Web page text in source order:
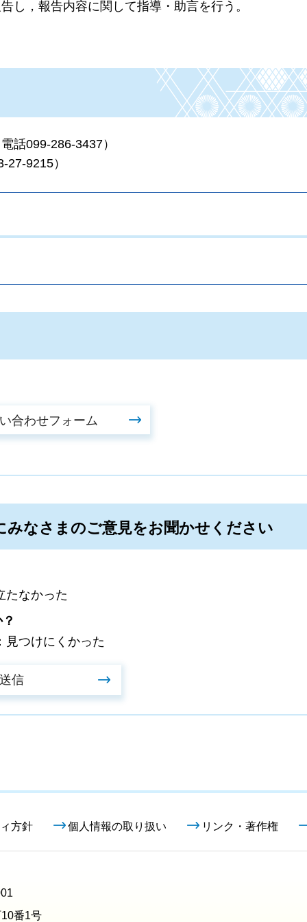
し，報告内容に関して指導・助言を行う。
話099-286-3437）
9215）
なさまのご意見をお聞かせください
たなかった
見つけにくかった
方針 個人情報の取り扱い リンク・著作権
番1号